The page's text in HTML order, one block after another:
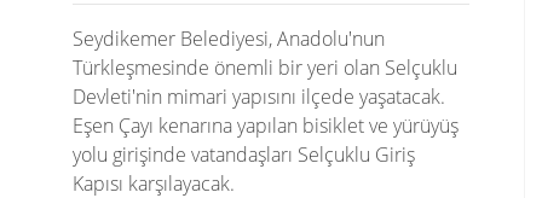
Seydikemer Belediyesi, Anadolu'nun
Türkleşmesinde önemli bir yeri olan Selçuklu
Devleti'nin mimari yapısını ilçede yaşatacak.
Eşen Çayı kenarına yapılan bisiklet ve yürüyüş
yolu girişinde vatandaşları Selçuklu Giriş
Kapısı karşılayacak.